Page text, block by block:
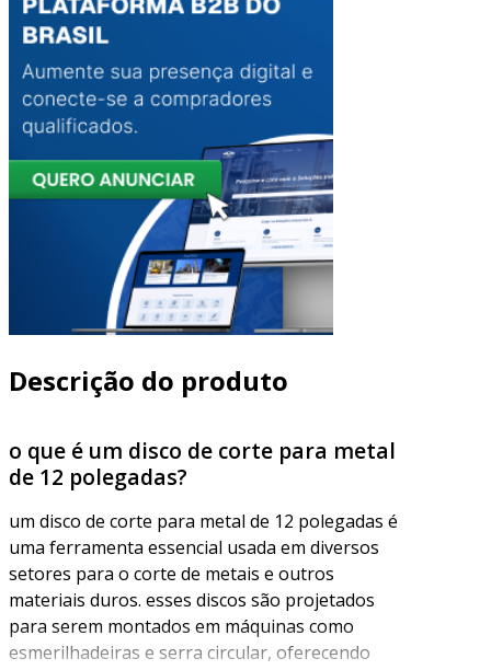
Descrição do produto
o que é um disco de corte para metal
de 12 polegadas?
um disco de corte para metal de 12 polegadas é
uma ferramenta essencial usada em diversos
setores para o corte de metais e outros
materiais duros. esses discos são projetados
para serem montados em máquinas como
esmerilhadeiras e serra circular, oferecendo